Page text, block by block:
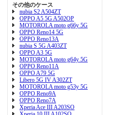
その他のケース
nubia S2 A504ZT
OPPO A5 5G A502OP
MOTOROLA moto g66y 5G
OPPO Reno14 5G
OPPO Reno13A
nubia S 5G A403ZT
OPPO A3 5G
MOTOROLA moto g64y 5G
OPPO Reno11A
OPPO A79 5G
Libero 5G IV A302ZT
MOTOROLA moto g53y 5G
OPPO Reno9A
OPPO Reno7A
Xperia Ace III A203SO